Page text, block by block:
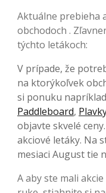
Aktuálne prebieha
obchodoch .
týchto letákoch:
V prípade, že
na ktorýkoľvek
si ponuku
Paddleboard,
objavte skvelé
akciové letáky. Na
mesiaci August tie
A aby ste mali